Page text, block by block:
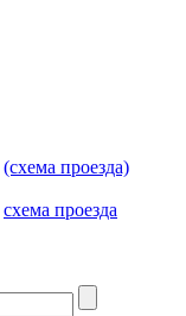
(схема проезда)
схема проезда